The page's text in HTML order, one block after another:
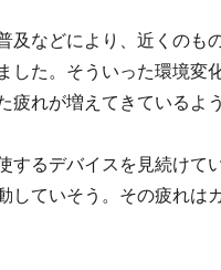
及などにより、近くのも
た。そういった環境変
れが増えてきているよ
するデバイスを見続け
ていそう。その疲れは